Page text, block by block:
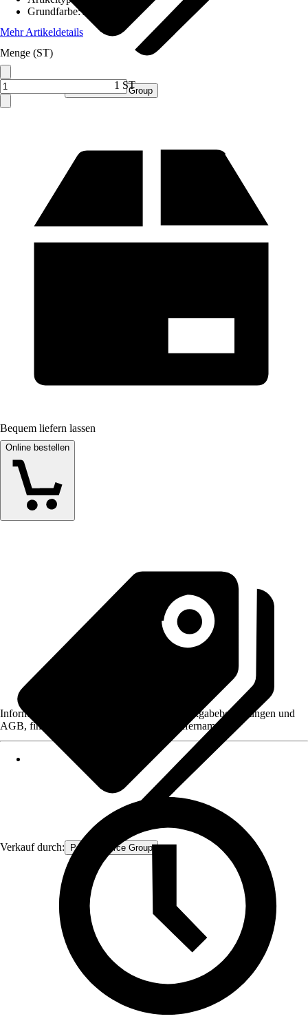
Verkauf durch: Procommerce Group
Grundfarbe:Anthrazit
Mehr Artikeldetails
Menge (ST)
1 ST
Bequem liefern lassen
Online bestellen
Verkauf durch: Procommerce Group
Informationen des Verkäufers, wie z. B. Rückgabebedingungen und
AGB, finden Sie bei Klick auf den Verkäufernamen.